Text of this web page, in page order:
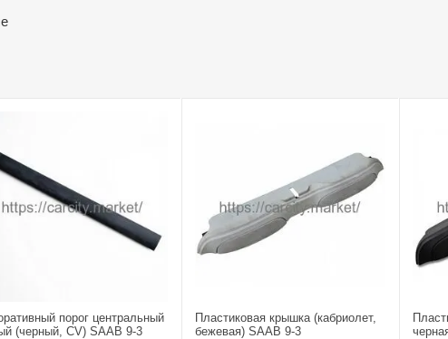
порог центральный
(черный, CV) SAAB 9-3
Пластиковая крышка (кабриолет,
бежевая) SAAB 9-3